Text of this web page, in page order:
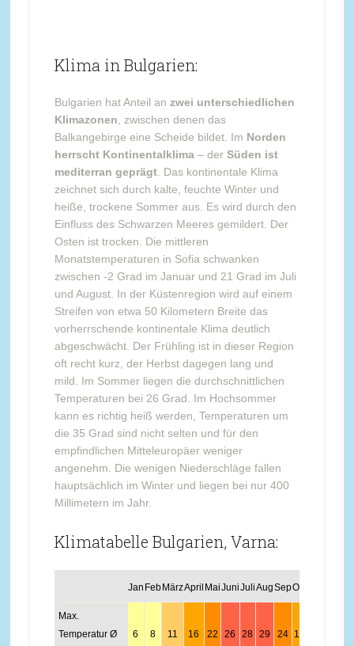
Klima in Bulgarien:
Bulgarien hat Anteil an zwei unterschiedlichen
Klimazonen , zwischen denen das
Balkangebirge eine Scheide bildet. Im Norden
herrscht Kontinentalklima– der Süden ist
mediterran geprägt. Das kontinentale Klima
zeichnet sich durch kalte, feuchte Winter und
heiße, trockene Sommer aus. Es wird durch den
Einfluss des Schwarzen Meeres gemildert. Der
Osten ist trocken. Die mittleren
Monatstemperaturen in Sofia schwanken
zwischen -2 Grad im Januar und 21 Grad im Juli
und August. In der Küstenregion wird auf einem
Streifen von etwa 50 Kilometern Breite das
vorherrschende kontinentale Klima deutlich
abgeschwächt. Der Frühling ist in dieser Region
oft recht kurz, der Herbst dagegen lang und
mild. Im Sommer liegen die durchschnittlichen
Temperaturen bei 26 Grad. Im Hochsommer
kann es richtig heiß werden, Temperaturen um
die 35 Grad sind nicht selten und für den
empfindlichen Mitteleuropäer weniger
angenehm. Die wenigen Niederschläge fallen
hauptsächlich im Winter und liegen bei nur 400
Millimetern im Jahr.
Klimatabelle Bulgarien, Varna:
Jan Feb MärzApril MaiJuniJuliAugSepOkt
Max.
Temperatur Ø
6 8 11 16 22 26 28 29 24 19